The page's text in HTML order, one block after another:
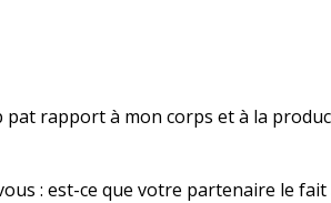
rapport à mon corps et à la
: est-ce que votre partenaire le